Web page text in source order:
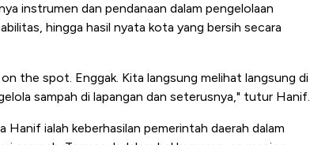
instrumen dan pendanaan dalam pengelolaan
hingga hasil nyata kota yang bersih secara
the spot. Enggak. Kita langsung melihat langsung di
sampah di lapangan dan seterusnya," tutur Hanif.
ialah keberhasilan pemerintah daerah dalam